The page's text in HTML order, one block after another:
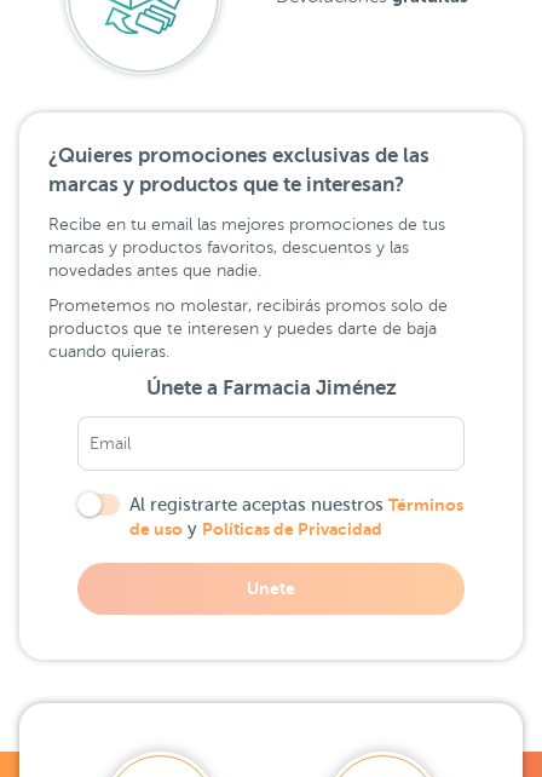
¿Quieres promociones exclusivas de las
marcas y productos que te interesan?
Recibe en tu email las mejores promociones de tus
marcas y productos favoritos, descuentos y las
novedades antes que nadie.
Prometemos no molestar, recibirás promos solo de
productos que te interesen y puedes darte de baja
cuando quieras.
Únete a Farmacia Jiménez
Al registrarte aceptas nuestros Términos
de uso y Políticas de Privacidad
Unete